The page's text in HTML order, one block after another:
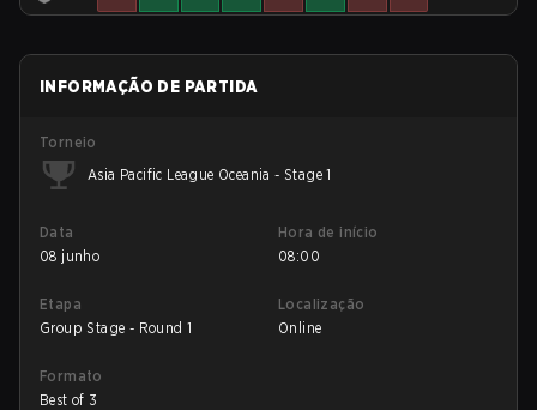
INFORMAÇÃO DE PARTIDA
Torneio
Asia Pacific League Oceania - Stage 1
Data
08 junho
Hora de início
08:00
Etapa
Group Stage - Round 1
Localização
Online
Formato
Best of 3